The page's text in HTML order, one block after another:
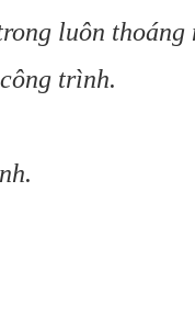
luôn thoáng
trình.